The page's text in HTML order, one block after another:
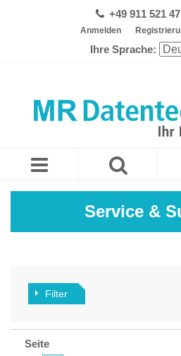
+49 911 521
Anmelden
Ihre Sprache:
Service &
Filter
Seite